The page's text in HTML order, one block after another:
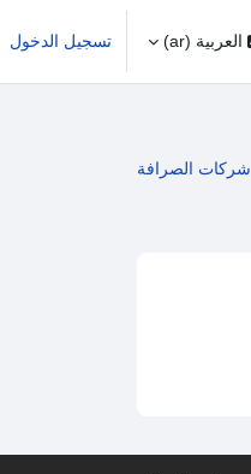
العربية ‎(ar)‎ تسجيل الدخول
شركات الصرافة